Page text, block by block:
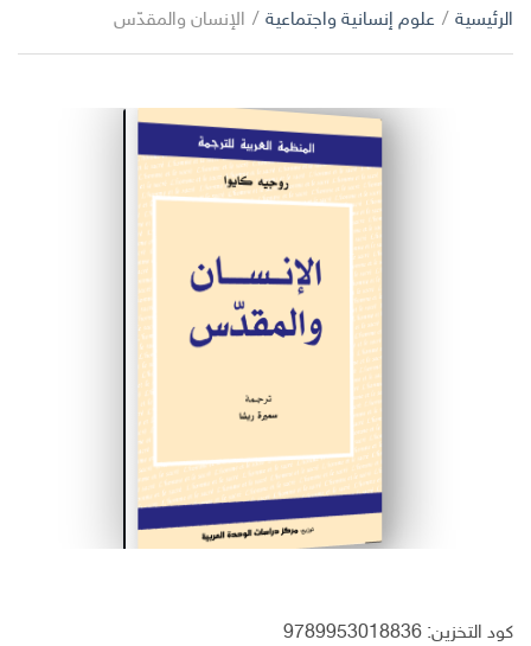
اب
ح
الرئيسية / علوم إنسانية واجتماعية / الإنسان والمقدّس
كود التخزين: 9789953018836